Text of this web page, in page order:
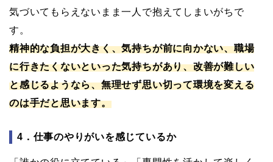
気づいてもらえないまま一人で抱えてしまいがちで
す。
精神的な負担が大きく、気持ちが前に向かない、職場
に行きたくないといった気持ちがあり、改善が難しい
と感じるようなら、無理せず思い切って環境を変える
のは手だと思います。
4．仕事のやりがいを感じているか